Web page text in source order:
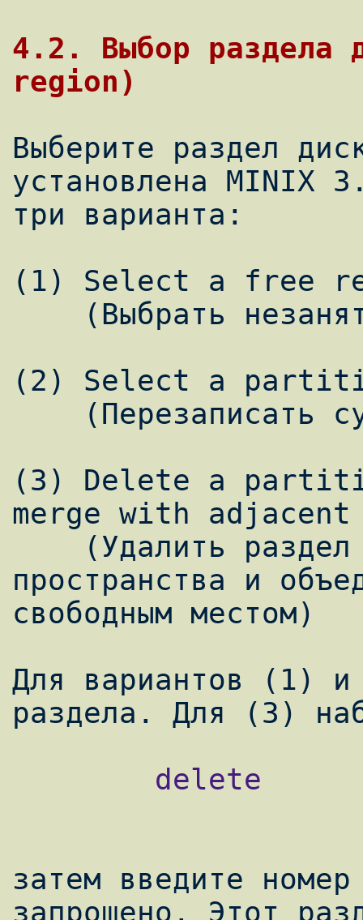
4.2. Выбор
Выберите раздел
установлена MINIX
три варианта:
(1) Select a free
(2) Select a
(3) Delete a
merge with
пространства и
свободным местом)
Для вариантов (1)
затем введите
запрошено. Этот